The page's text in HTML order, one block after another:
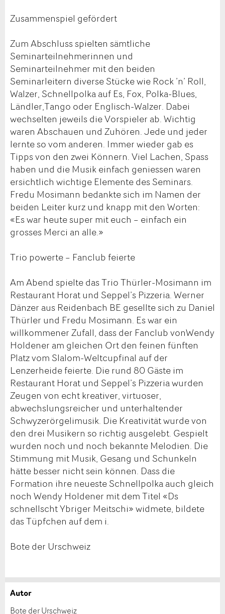
Zusammenspiel gefördert
Zum Abschluss spielten sämtliche
Seminarteilnehmerinnen und
Seminarteilnehmer mit den beiden
Seminarleitern diverse Stücke wie Rock ’n’ Roll,
Walzer, Schnellpolka auf Es, Fox, Polka-Blues,
Ländler,Tango oder Englisch-Walzer. Dabei
wechselten jeweils die Vorspieler ab. Wichtig
waren Abschauen und Zuhören. Jede und jeder
lernte so vom anderen. Immer wieder gab es
Tipps von den zwei Könnern. Viel Lachen, Spass
haben und die Musik einfach geniessen waren
ersichtlich wichtige Elemente des Seminars.
Fredu Mosimann bedankte sich im Namen der
beiden Leiter kurz und knapp mit den Worten:
«Es war heute super mit euch – einfach ein
grosses Merci an alle.»
Trio powerte – Fanclub feierte
Am Abend spielte das Trio Thürler-Mosimann im
Restaurant Horat und Seppel’s Pizzeria. Werner
Dänzer aus Reidenbach BE gesellte sich zu Daniel
Thürler und Fredu Mosimann. Es war ein
willkommener Zufall, dass der Fanclub vonWendy
Holdener am gleichen Ort den feinen fünften
Platz vom Slalom-Weltcupfinal auf der
Lenzerheide feierte. Die rund 80 Gäste im
Restaurant Horat und Seppel’s Pizzeria wurden
Zeugen von echt kreativer, virtuoser,
abwechslungsreicher und unterhaltender
Schwyzerörgelimusik. Die Kreativität wurde von
den drei Musikern so richtig ausgelebt. Gespielt
wurden noch und noch bekannte Melodien. Die
Stimmung mit Musik, Gesang und Schunkeln
hätte besser nicht sein können. Dass die
Formation ihre neueste Schnellpolka auch gleich
noch Wendy Holdener mit dem Titel «Ds
schnellscht Ybriger Meitschi» widmete, bildete
das Tüpfchen auf dem i.
Bote der Urschweiz
Anzeige beanstanden
Anzeige weiterempfehlen
Autor
Bote der Urschweiz